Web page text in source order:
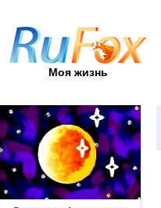
Моя жизнь